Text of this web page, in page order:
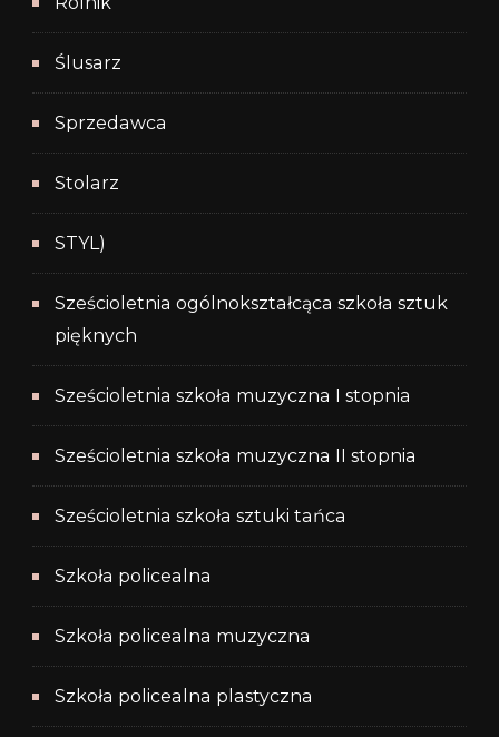
Ślusarz
Sprzedawca
Stolarz
STYL)
Sześcioletnia ogólnokształcąca szkoła sztuk
pięknych
Sześcioletnia szkoła muzyczna I stopnia
Sześcioletnia szkoła muzyczna II stopnia
Sześcioletnia szkoła sztuki tańca
Szkoła policealna
Szkoła policealna muzyczna
Szkoła policealna plastyczna